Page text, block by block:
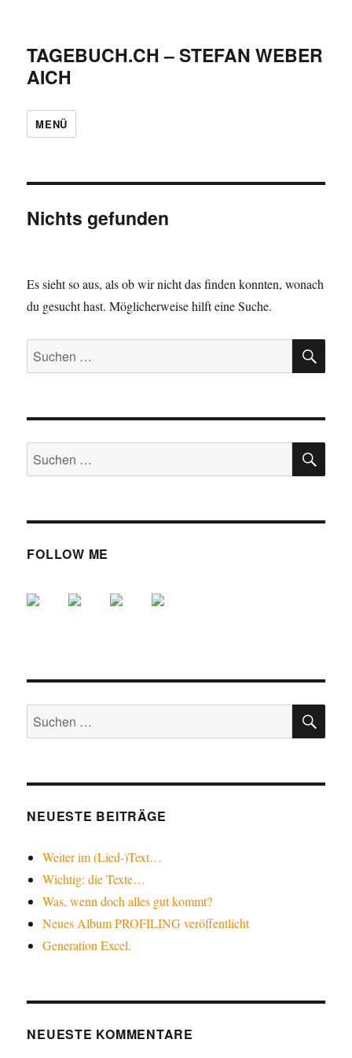
TAGEBUCH.CH – STEFAN WEBER
AICH
MENÜ
Nichts gefunden
Es sieht so aus, als ob wir nicht das finden konnten, wonach
du gesucht hast. Möglicherweise hilft eine Suche.
Suche
nach:
Suche
nach:
FOLLOW ME
Suche
nach:
NEUESTE BEITRÄGE
Weiter im (Lied-)Text…
Wichtig: die Texte…
Was, wenn doch alles gut kommt?
Neues Album PROFILING veröffentlicht
Generation Excel.
NEUESTE KOMMENTARE